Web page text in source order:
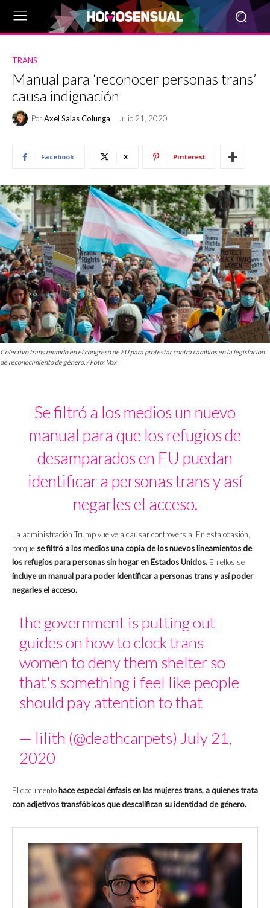
TRANS
Manual para ‘reconocer personas trans’
causa indignación
PorAxel Salas Colunga Julio 21, 2020
Facebook X Pinterest
Colectivo trans reunido en el congreso de EU para protestar contra cambios en la legislación
de reconocimiento de género. / Foto: Vox
Se filtró a los medios un nuevo
manual para que los refugios de
desamparados en EU puedan
identificar a personas trans y así
negarles el acceso.
La administración Trump vuelve a causar controversia. En esta ocasión,
porque se filtró a los medios una copia de los nuevos lineamientos de
los refugios para personas sin hogar en Estados Unidos. En ellos se
incluye un manual para poder identificar a personas trans y así poder
negarles el acceso.
the government is putting out
guides on how to clock trans
women to deny them shelter so
that's something i feel like people
should pay attention to that
— lilith (@deathcarpets) July 21,
2020
El documento hace especial énfasis en las mujeres trans, a quienes trata
con adjetivos transfóbicos que descalifican su identidad de género.